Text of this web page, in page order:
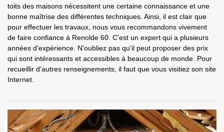
toits des maisons nécessitent une certaine connaissance et une
bonne maîtrise des différentes techniques. Ainsi, il est clair que
pour effectuer les travaux, nous vous recommandons vivement
de faire confiance à Renolde 60. C'est un expert qui a plusieurs
années d'expérience. N'oubliez pas qu'il peut proposer des prix
qui sont intéressants et accessibles à beaucoup de monde. Pour
recueillir d'autres renseignements, il faut que vous visitiez son site
Internet.